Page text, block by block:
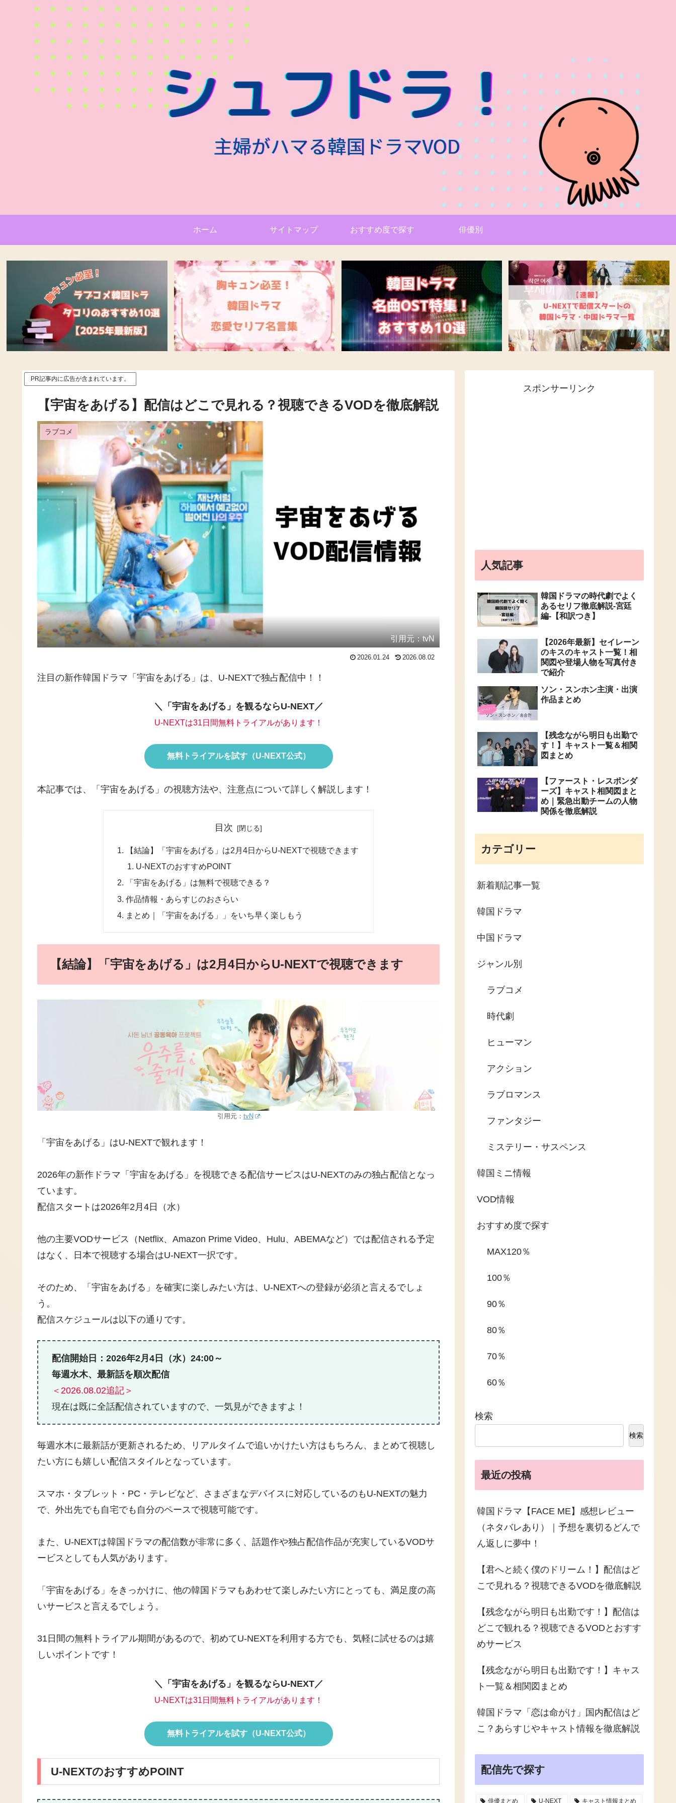
ホーム サイトマップ おすすめ度で探す 俳優別
PR記事内に広告が含まれています。
【宇宙をあげる】配信はどこで見れる？視聴できるVODを徹底解説
ラブコメ
引用元：tvN
2026.01.24 2026.08.02
注目の新作韓国ドラマ「宇宙をあげる」は、U-NEXTで独占配信中！！
＼「宇宙をあげる」を観るならU-NEXT／
U-NEXTは31日間無料トライアルがあります！
無料トライアルを試す（U-NEXT公式）
本記事では、「宇宙をあげる」の視聴方法や、注意点について詳しく解説します！
目次
【結論】「宇宙をあげる」は2月4日からU-NEXTで視聴できます
U-NEXTのおすすめPOINT
「宇宙をあげる」は無料で視聴できる？
作品情報・あらすじのおさらい
まとめ｜「宇宙をあげる」」をいち早く楽しもう
【結論】「宇宙をあげる」は2月4日からU-NEXTで視聴できます
引用元： tvN
「宇宙をあげる」はU-NEXTで観れます！
2026年の新作ドラマ「宇宙をあげる」を視聴できる配信サービスはU-NEXTのみの独占配信となっ
ています。
配信スタートは2026年2月4日（水）
他の主要VODサービス（Netflix、Amazon Prime Video、Hulu、ABEMAなど）では配信される予定
はなく、日本で視聴する場合はU-NEXT一択です。
そのため、「宇宙をあげる」を確実に楽しみたい方は、U-NEXTへの登録が必須と言えるでしょ
う。
配信スケジュールは以下の通りです。
配信開始日：2026年2月4日（水）24:00～
毎週水木、最新話を順次配信
＜2026.08.02追記＞
現在は既に全話配信されていますので、一気見ができますよ！
毎週水木に最新話が更新されるため、リアルタイムで追いかけたい方はもちろん、まとめて視聴し
たい方にも嬉しい配信スタイルとなっています。
スマホ・タブレット・PC・テレビなど、さまざまなデバイスに対応しているのもU-NEXTの魅力
で、外出先でも自宅でも自分のペースで視聴可能です。
また、U-NEXTは韓国ドラマの配信数が非常に多く、話題作や独占配信作品が充実しているVODサ
ービスとしても人気があります。
「宇宙をあげる」をきっかけに、他の韓国ドラマもあわせて楽しみたい方にとっても、満足度の高
いサービスと言えるでしょう。
31日間の無料トライアル期間があるので、初めてU-NEXTを利用する方でも、気軽に試せるのは嬉
しいポイントです！
＼「宇宙をあげる」を観るならU-NEXT／
U-NEXTは31日間無料トライアルがあります！
無料トライアルを試す（U-NEXT公式）
U-NEXTのおすすめPOINT
スポンサーリンク
人気記事
韓国ドラマの時代劇でよく
あるセリフ徹底解説-宮廷
編-【和訳つき】
【2026年最新】セイレーン
のキスのキャスト一覧！相
関図や登場人物を写真付き
で紹介
ソン・スンホン主演・出演
作品まとめ
【残念ながら明日も出勤で
す！】キャスト一覧＆相関
図まとめ
【ファースト・レスポンダ
ーズ】キャスト相関図まと
め｜緊急出動チームの人物
関係を徹底解説
カテゴリー
新着順記事一覧
韓国ドラマ
中国ドラマ
ジャンル別
ラブコメ
時代劇
ヒューマン
アクション
ラブロマンス
ファンタジー
ミステリー・サスペンス
韓国ミニ情報
VOD情報
おすすめ度で探す
MAX120％
100％
90％
80％
70％
60％
検索
検索
最近の投稿
韓国ドラマ【FACE ME】感想レビュー
（ネタバレあり）｜予想を裏切るどんで
ん返しに夢中！
【君へと続く僕のドリーム！】配信はど
こで見れる？視聴できるVODを徹底解説
【残念ながら明日も出勤です！】配信は
どこで観れる？視聴できるVODとおすす
めサービス
【残念ながら明日も出勤です！】キャス
ト一覧＆相関図まとめ
韓国ドラマ「恋は命がけ」国内配信はど
こ？あらすじやキャスト情報を徹底解説
配信先で探す
俳優まとめ U-NEXT キャスト情報まとめ